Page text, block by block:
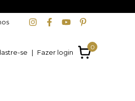
se | Fazer login
0